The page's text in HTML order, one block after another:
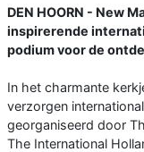
DEN HOORN - New
inspirerende
podium voor de
In het charmante
verzorgen
georganiseerd door
The International